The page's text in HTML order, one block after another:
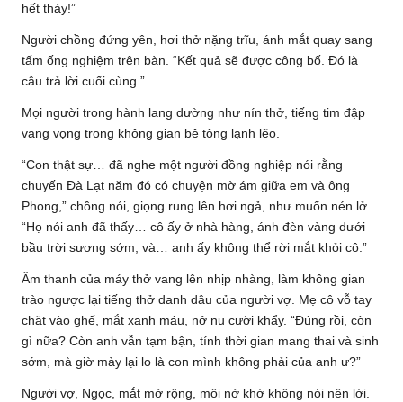
hết thảy!”
Người chồng đứng yên, hơi thở nặng trĩu, ánh mắt quay sang
tấm ống nghiệm trên bàn. “Kết quả sẽ được công bố. Đó là
câu trả lời cuối cùng.”
Mọi người trong hành lang dường như nín thở, tiếng tim đập
vang vọng trong không gian bê tông lạnh lẽo.
“Con thật sự… đã nghe một người đồng nghiệp nói rằng
chuyến Đà Lạt năm đó có chuyện mờ ám giữa em và ông
Phong,” chồng nói, giọng rung lên hơi ngả, như muốn nén lở.
“Họ nói anh đã thấy… cô ấy ở nhà hàng, ánh đèn vàng dưới
bầu trời sương sớm, và… anh ấy không thể rời mắt khỏi cô.”
Âm thanh của máy thở vang lên nhịp nhàng, làm không gian
trào ngược lại tiếng thở danh dâu của người vợ. Mẹ cô vỗ tay
chặt vào ghế, mắt xanh máu, nở nụ cười khẩy. “Đúng rồi, còn
gì nữa? Còn anh vẫn tạm bận, tính thời gian mang thai và sinh
sớm, mà giờ mày lại lo là con mình không phải của anh ư?”
Người vợ, Ngọc, mắt mở rộng, môi nở khờ không nói nên lời.